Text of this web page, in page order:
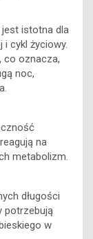
jest istotna dla
i cykl życiowy.
co oznacza,
noc,
na
metabolizm.
długości
potrzebują
w